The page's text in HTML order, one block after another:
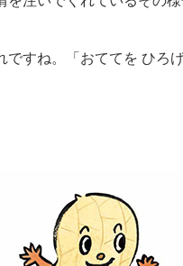
すね。「おててを ひろ